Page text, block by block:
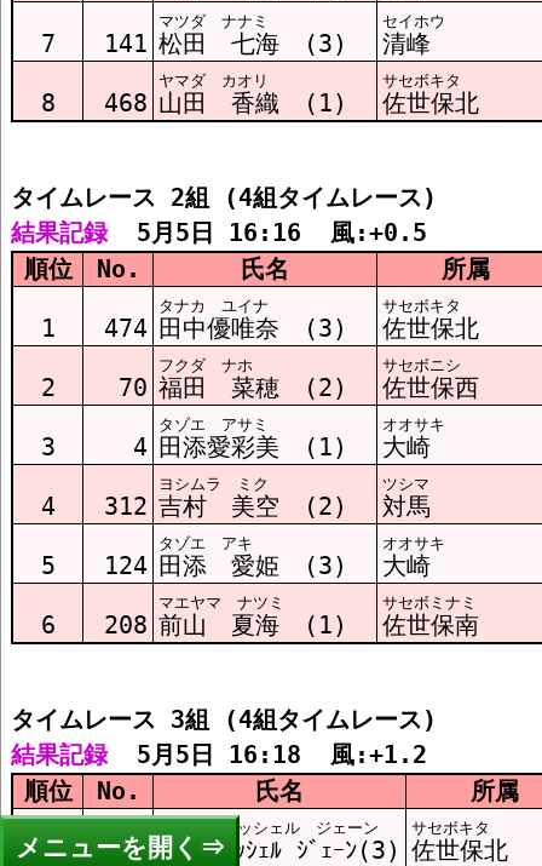
メニュー
7 141
マツダ ナナミ
松田 七海 (3)
セイホウ
清峰
8 468
ヤマダ カオリ
山田 香織 (1)
サセボキタ
佐世保北
タイムレース 2組 (4組タイムレース)
結果記録
  5月5日 16:16  風:+0.5
順位
No. 氏名 所属
1 474
タナカ ユイナ
田中優唯奈 (3)
サセボキタ
佐世保北
2 70
フクダ ナホ
福田 菜穂 (2)
サセボニシ
佐世保西
3 4
タゾエ アサミ
田添愛彩美 (1)
オオサキ
大崎
4 312
ヨシムラ ミク
吉村 美空 (2)
ツシマ
対馬
5 124
タゾエ アキ
田添 愛姫 (3)
オオサキ
大崎
6 208
マエヤマ ナツミ
前山 夏海 (1)
サセボミナミ
佐世保南
タイムレース 3組 (4組タイムレース)
結果記録
  5月5日 16:18  風:+1.2
順位
No. 氏名 所属
1 475
ロザノ ミッシェル ジェーン
ﾛｻﾞﾉ ﾐｯｼｪﾙ ｼﾞｪｰﾝ(3)
サセボキタ
佐世保北